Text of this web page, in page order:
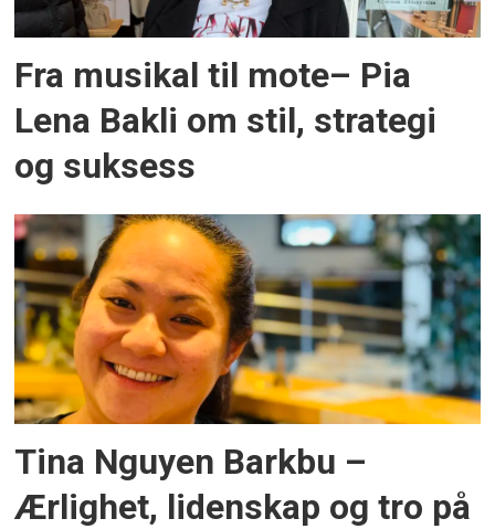
Fra musikal til mote– Pia
Lena Bakli om stil, strategi
og suksess
Tina Nguyen Barkbu –
Ærlighet, lidenskap og tro på